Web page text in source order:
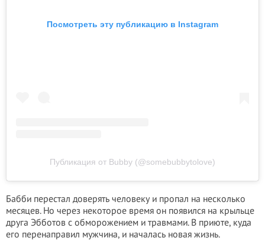
Посмотреть эту публикацию в Instagram
Публикация от Bubby (@somebubbytolove)
Бабби перестал доверять человеку и пропал на несколько
месяцев. Но через некоторое время он появился на крыльце
друга Эбботов с обморожением и травмами. В приюте, куда
его перенаправил мужчина, и началась новая жизнь.